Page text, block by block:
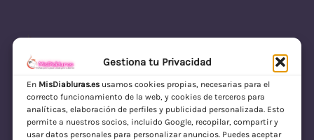
Gestiona tu Privacidad
En MisDiabluras.esusamos cookies propias, necesarias para el
correcto funcionamiento de la web, y cookies de terceros para
analíticas, elaboración de perfiles y publicidad personalizada. Esto
permite a nuestros socios, incluido Google, recopilar, compartir y
usar datos personales para personalizar anuncios. Puedes aceptar
MisDiabluras | Sexshop Online con Envío
Discreto en España